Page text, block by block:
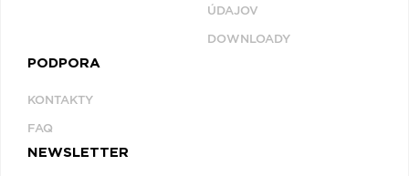
ÚDAJOV
DOWNLOADY
PODPORA
KONTAKTY
FAQ
NEWSLETTER